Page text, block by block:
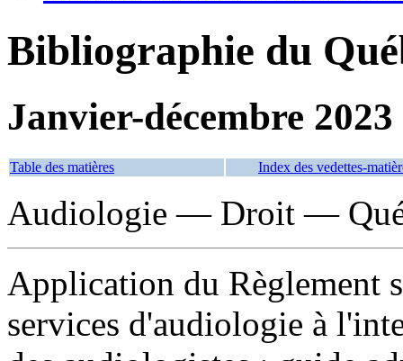
Bibliographie du
Janvier-décembre 2023
Table des matières Index des vedettes-
Audiologie — Droit —
Application du Règlement
services d'audiologie à